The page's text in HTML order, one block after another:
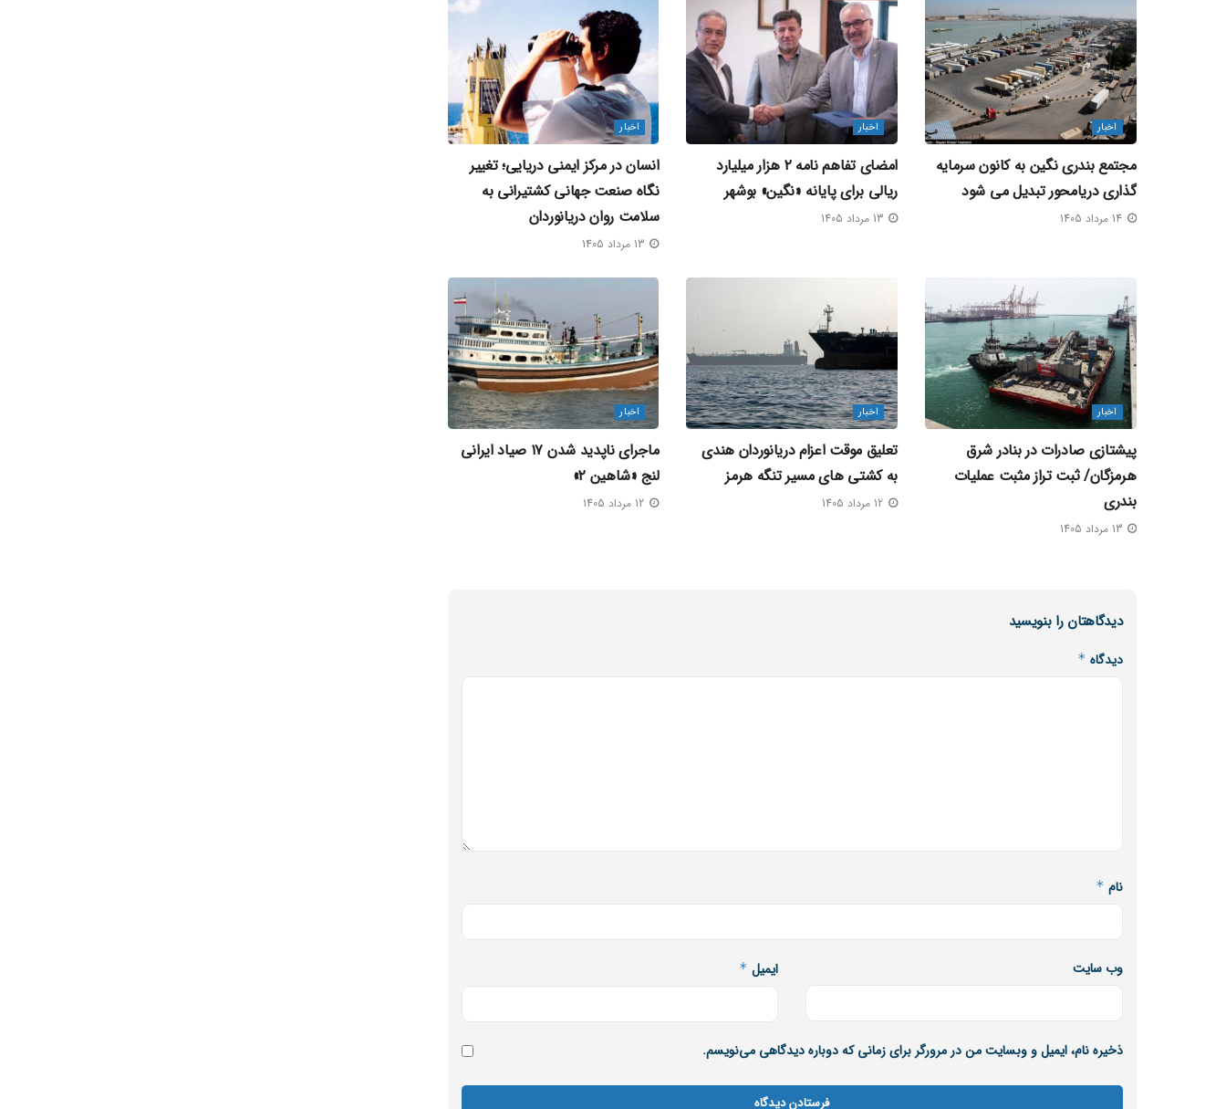
اخبار
مجتمع بندری نگین به کانون سرمایه‌
گذاری دریامحور تبدیل می‌ شود
14 مرداد 1405
اخبار
امضای تفاهم‌ نامه ۲ هزار میلیارد
ریالی برای پایانه «نگین» بوشهر
13 مرداد 1405
اخبار
انسان در مرکز ایمنی دریایی؛ تغییر
نگاه صنعت جهانی کشتیرانی به
سلامت روان دریانوردان
اخبار
پیشتازی صادرات در بنادر شرق
هرمزگان/ ثبت تراز مثبت عملیات
بندری
13 مرداد 1405
اخبار
تعلیق موقت اعزام دریانوردان هندی
به کشتی‌ های مسیر تنگه هرمز
12 مرداد 1405
اخبار
ماجرای ناپدید شدن ۱۷ صیاد ایرانی
لنج «شاهین ۲»
دیدگاهتان را بنویسید
دیدگاه *
نام *
ایمیل * وب‌ سایت
ذخیره نام، ایمیل و وبسایت من در مرورگر برای زمانی که دوباره دیدگاهی می‌نویسم.